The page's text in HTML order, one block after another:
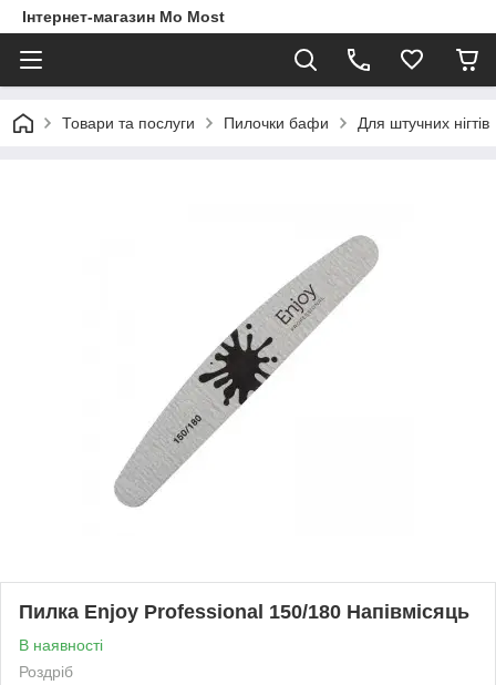
Інтернет-магазин Mo Most
Товари та послуги Пилочки бафи Для штучних нігтів
Пилка Enjoy Professional 150/180 Напівмісяць
В наявності
Роздріб